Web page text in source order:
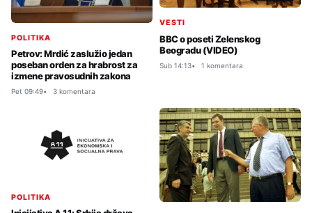
POLITIKA
Petrov: Mrdić zaslužio jedan
poseban orden za hrabrost za
izmene pravosudnih zakona
Pet 09:49 3 komentara
VESTI
BBC o poseti Zelenskog
Beogradu (VIDEO)
Sub 14:13 1 komentara
POLITIKA